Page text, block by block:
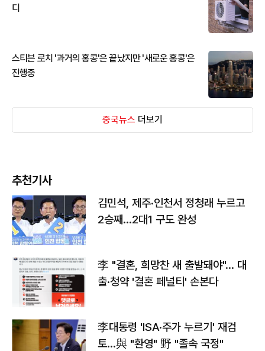
디
스티븐 로치 '과거의 홍콩'은 끝났지만 '새로운 홍콩'은
진행중
중국뉴스 더보기
추천기사
김민석, 제주·인천서 정청래 누르고
2승째…2대1 구도 완성
李 "결혼, 희망찬 새 출발돼야"… 대
출·청약 '결혼 페널티' 손본다
李대통령 'ISA·주가 누르기' 재검
토…與 "환영" 野 "졸속 국정"